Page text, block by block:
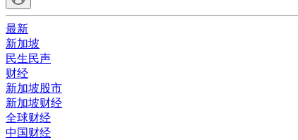
最新
新加坡
民生民声
财经
新加坡股市
新加坡财经
全球财经
中国财经